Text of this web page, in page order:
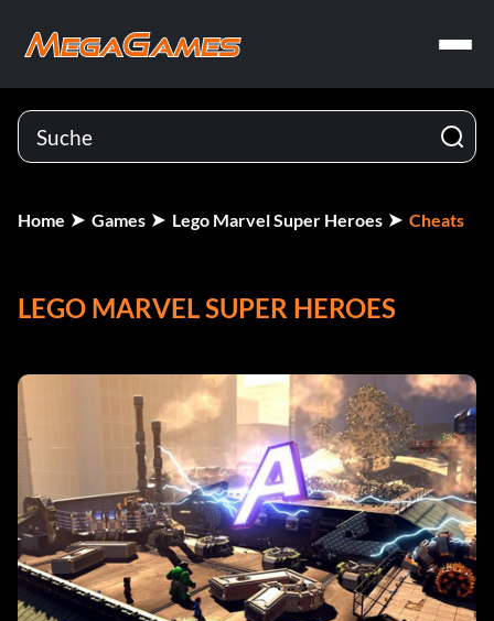
Home Games Lego Marvel Super Heroes Cheats
LEGO MARVEL SUPER HEROES